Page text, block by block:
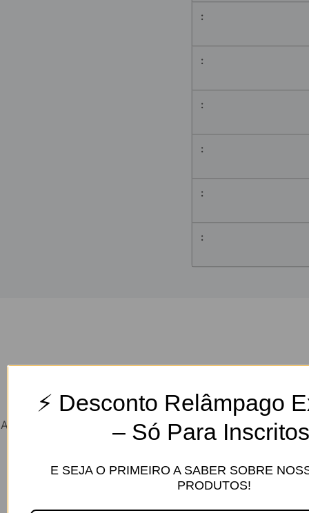
Algo grande está se formando! Nossa loja está em obras e
será lançada em breve!
⚡ Desconto Relâmpago
– Só Para
E SEJA O PRIMEIRO A SABER SOBRE
PRODUTOS!